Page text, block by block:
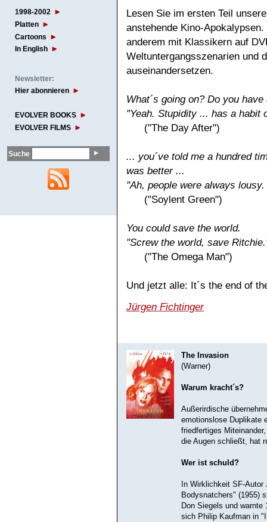
1998-2002
Platten
Cartoons
In English
Newsletter:
Hier abonnieren
EVOLVER BOOKS
EVOLVER FILMS
Suche
Lesen Sie im ersten Teil
anstehende Kino-
anderem mit Klassikern auf
Weltuntergangsszenarien und
auseinandersetzen.
What´s going on? Do you
"Yeah. Stupidity ... has a habit
("The Day After")
... you´ve told me a hundred
was better ...
"Ah, people were always
("Soylent Green")
You could save the world.
"Screw the world, save
("The Omega Man")
Und jetzt alle: It´s the end of
Jürgen Fichtinger
The Invasion
(Warner)
Warum kracht´s?
Außerirdische
emotionslose Duplikate
friedfertiges
die Augen schließt, hat
Wer ist schuld?
In Wirklichkeit SF-
Bodysnatchers" (1955)
Don Siegels und
sich Philip Kaufman in